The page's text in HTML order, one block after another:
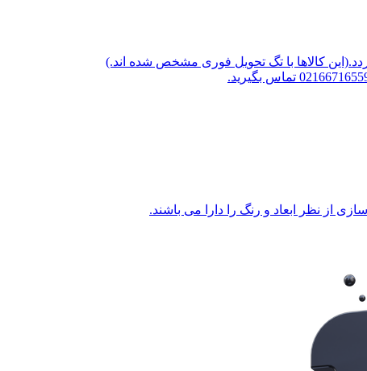
کالاها با تگ تحویل فوری مشخص شده اند.)
از نظر ابعاد و رنگ را دارا می باشند.